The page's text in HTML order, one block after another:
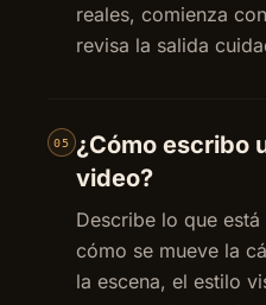
reales, comienza
revisa la salida
05
¿Cómo escribo
video?
Describe lo que
cómo se mueve la
la escena, el estilo